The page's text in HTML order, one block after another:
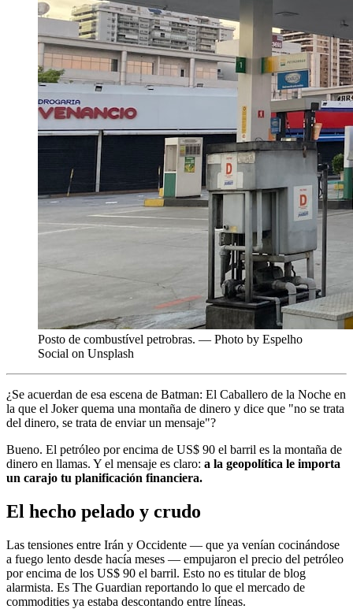
Posto de combustível petrobras. — Photo by Espelho
Social on Unsplash
¿Se acuerdan de esa escena de Batman: El Caballero de la Noche en
la que el Joker quema una montaña de dinero y dice que "no se trata
del dinero, se trata de enviar un mensaje"?
Bueno. El petróleo por encima de US$ 90 el barril es la montaña de
dinero en llamas. Y el mensaje es claro: a la geopolítica le importa
un carajo tu planificación financiera.
El hecho pelado y crudo
Las tensiones entre Irán y Occidente — que ya venían cocinándose
a fuego lento desde hacía meses — empujaron el precio del petróleo
por encima de los US$ 90 el barril. Esto no es titular de blog
alarmista. Es The Guardian reportando lo que el mercado de
commodities ya estaba descontando entre líneas.